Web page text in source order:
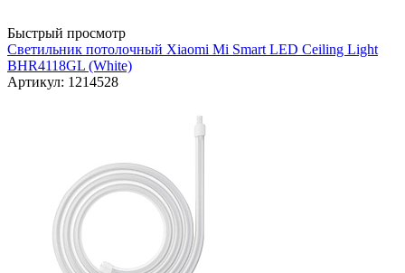
Быстрый просмотр
Светильник потолочный Xiaomi Mi Smart LED Ceiling Light
BHR4118GL (White)
Артикул: 1214528